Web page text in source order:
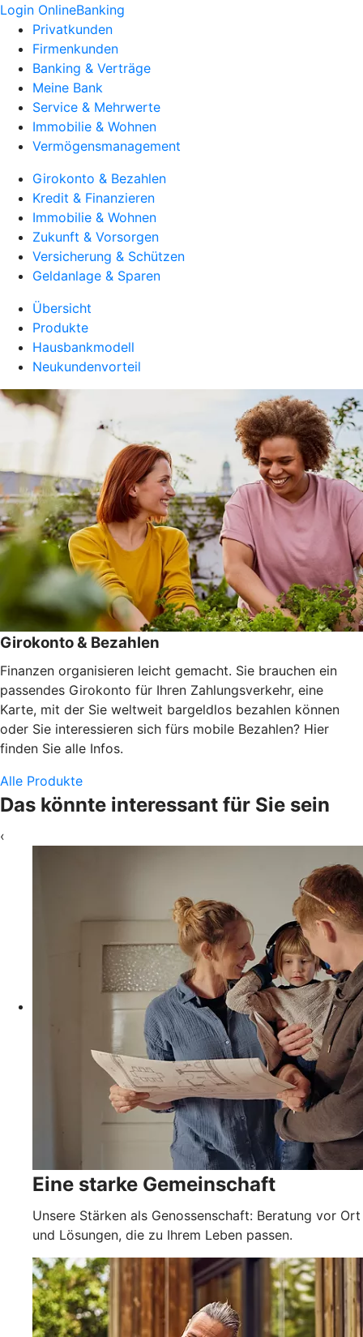
Login OnlineBanking
Privatkunden
Firmenkunden
Banking & Verträge
Meine Bank
Service & Mehrwerte
Immobilie & Wohnen
Vermögensmanagement
Girokonto & Bezahlen
Kredit & Finanzieren
Immobilie & Wohnen
Zukunft & Vorsorgen
Versicherung & Schützen
Geldanlage & Sparen
Übersicht
Produkte
Hausbankmodell
Neukundenvorteil
Girokonto & Bezahlen
Finanzen organisieren leicht gemacht. Sie brauchen ein
passendes Girokonto für Ihren Zahlungsverkehr, eine
Karte, mit der Sie weltweit bargeldlos bezahlen können
oder Sie interessieren sich fürs mobile Bezahlen? Hier
finden Sie alle Infos.
Alle Produkte
Das könnte interessant für Sie sein
‹
Eine starke Gemeinschaft
Unsere Stärken als Genossenschaft: Beratung vor Ort
und Lösungen, die zu Ihrem Leben passen.